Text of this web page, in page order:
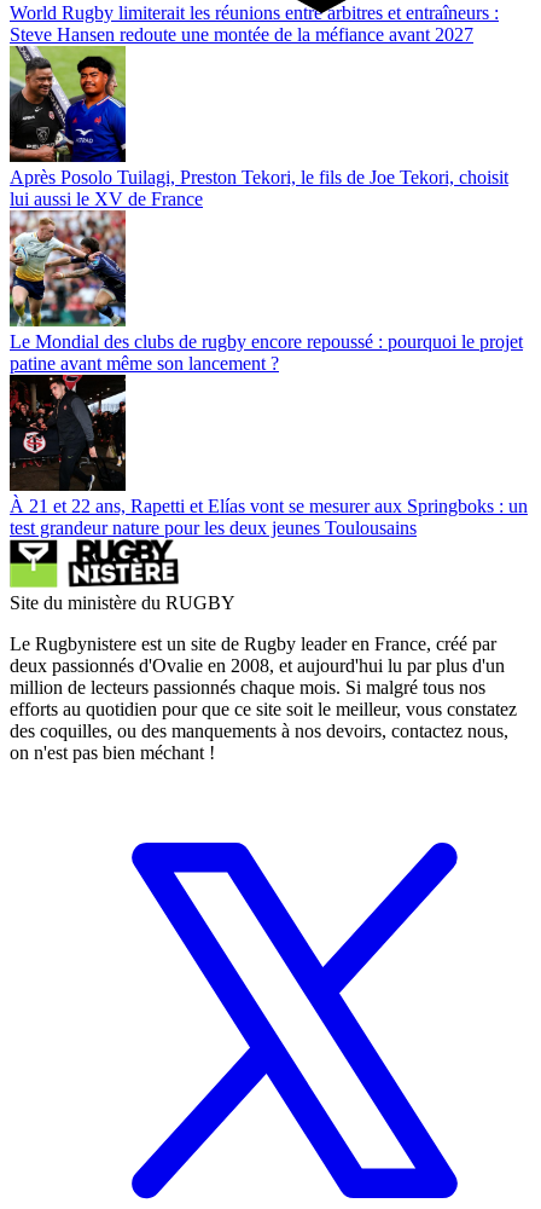
World Rugby limiterait les réunions entre arbitres et entraîneurs :
Steve Hansen redoute une montée de la méfiance avant 2027
Après Posolo Tuilagi, Preston Tekori, le fils de Joe Tekori, choisit
lui aussi le XV de France
Le Mondial des clubs de rugby encore repoussé : pourquoi le projet
patine avant même son lancement ?
À 21 et 22 ans, Rapetti et Elías vont se mesurer aux Springboks : un
test grandeur nature pour les deux jeunes Toulousains
Site du ministère du RUGBY
Le Rugbynistere est un site de Rugby leader en France, créé par
deux passionnés d'Ovalie en 2008, et aujourd'hui lu par plus d'un
million de lecteurs passionnés chaque mois. Si malgré tous nos
efforts au quotidien pour que ce site soit le meilleur, vous constatez
des coquilles, ou des manquements à nos devoirs, contactez nous,
on n'est pas bien méchant !